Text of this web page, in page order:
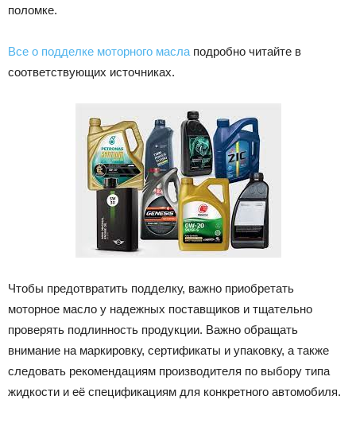
поломке.
Все о подделке моторного масла подробно читайте в
соответствующих источниках.
Чтобы предотвратить подделку, важно приобретать
моторное масло у надежных поставщиков и тщательно
проверять подлинность продукции. Важно обращать
внимание на маркировку, сертификаты и упаковку, а также
следовать рекомендациям производителя по выбору типа
жидкости и её спецификациям для конкретного автомобиля.